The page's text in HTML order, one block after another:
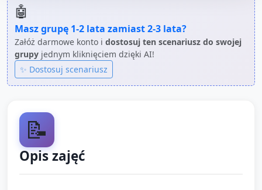
🤖
Masz grupę 1-2 lata zamiast2-3 lata?
Załóż darmowe konto i dostosuj ten scenariusz do swojej
grupy jednym kliknięciem dzięki AI!
✨ Dostosuj scenariusz
📝
Opis zajęć